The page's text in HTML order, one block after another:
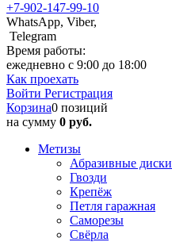
+7-902-147-99-10
WhatsApp, Viber,
Telegram
Время работы:
ежедневно с 9:00 до 18:00
Как проехать
Войти Регистрация
Корзина0 позиций
на сумму 0 руб.
Метизы
Абразивные диски
Гвозди
Крепёж
Петля гаражная
Саморезы
Свёрла